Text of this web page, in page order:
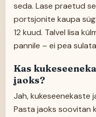
seda. Lase praetud
portsjonite kaupa
12 kuud. Talvel lisa
pannile – ei pea
Kas
jaoks?
Jah, kukeseenekaste
Pasta jaoks soovitan